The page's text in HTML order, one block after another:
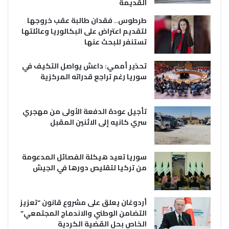
طرطوس.. فقدان طالبة عقب خروجها
لتقديم اعتراض على البكالوريا وعائلتها
تستنفر للبحث عنها
تحذير أممي: داعش يواصل التكيف في
سوريا رغم تراجع قدراته المركزية
تأجيل عودة الدفعة الأولى من مهجري
سري كانيه إلى الاثنين المقبل
سوريا تعيد هيكلة الفصائل المدعومة
من تركيا لتقليص دورها في الجيش
أردوغان يعلق على مشروع قانون “تعزيز
التضامن الوطني والاندماج المجتمعي”
الخاص بحل القضية الكردية